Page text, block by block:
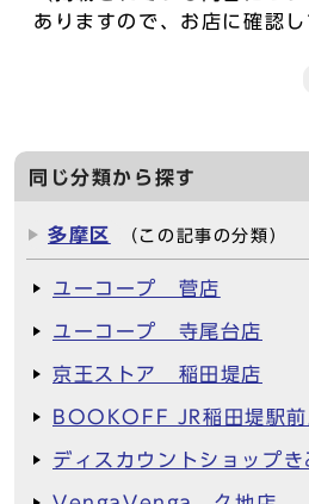
ありますので、お店に確認し
同じ分類から探す
多摩区 （この記事の分類）
ユーコープ 菅店
ユーコープ 寺尾台店
京王ストア 稲田堤店
BOOKOFF JR稲田堤駅前
ディスカウントショップき